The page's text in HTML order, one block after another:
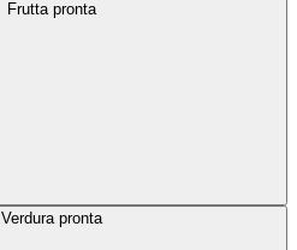
Frutta pronta
Verdura pronta